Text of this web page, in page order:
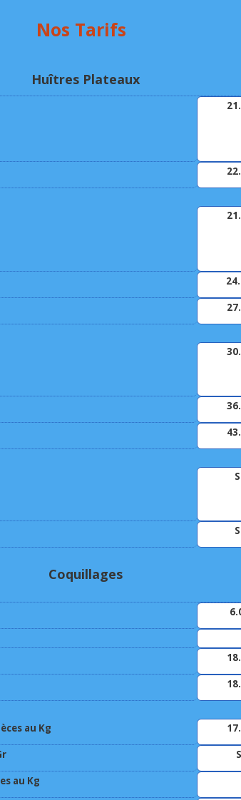
Nos Tarifs
Huîtres Plateaux
Coquillages
au Kg
au Kg